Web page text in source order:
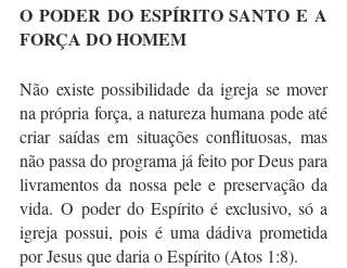
O PODER DO ESPÍRITO SANTO E A
FORÇA DO HOMEM
Não existe possibilidade da igreja se mover
na própria força, a natureza humana pode até
criar saídas em situações conflituosas, mas
não passa do programa já feito por Deus para
livramentos da nossa pele e preservação da
vida. O poder do Espírito é exclusivo, só a
igreja possui, pois é uma dádiva prometida
por Jesus que daria o Espírito (Atos 1:8).